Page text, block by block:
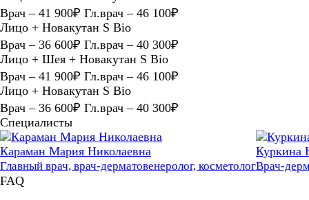
Врач – 41 900₽ Гл.врач – 46 100₽
Лицо + Новакутан S Bio
Врач – 36 600₽ Гл.врач – 40 300₽
Лицо + Шея + Новакутан S Bio
Врач – 41 900₽ Гл.врач – 46 100₽
Лицо + Новакутан S Bio
Врач – 36 600₽ Гл.врач – 40 300₽
Специалисты
Караман Мария Николаевна
Главный врач, врач-дерматовенеролог, косметолог
Куркина
Врач-
FAQ